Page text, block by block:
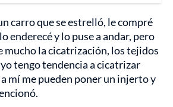
carro que se estrelló, le compré
enderecé y lo puse a andar, pero
la cicatrización, los tejidos
tengo tendencia a cicatrizar
mí me pueden poner un injerto y